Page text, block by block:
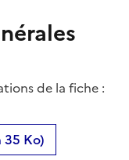
de la fiche :
35 Ko)